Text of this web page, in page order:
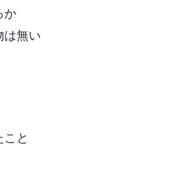
か
は無い
と